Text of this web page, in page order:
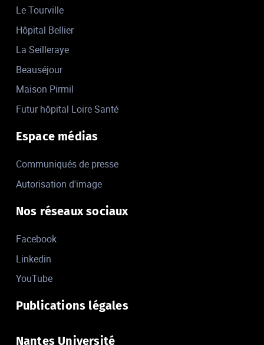
Le Tourville
Hôpital Bellier
La Seilleraye
Beauséjour
Maison Pirmil
Futur hôpital Loire Santé
Espace médias
Communiqués de presse
Autorisation d'image
Nos réseaux sociaux
Facebook
Linkedin
YouTube
Publications légales
Nantes Université